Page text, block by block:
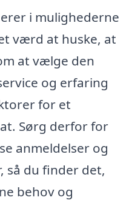
i mulighederne
værd at huske, at
at vælge den
og erfaring
for et
Sørg derfor for
anmeldelser og
så du finder det,
behov og